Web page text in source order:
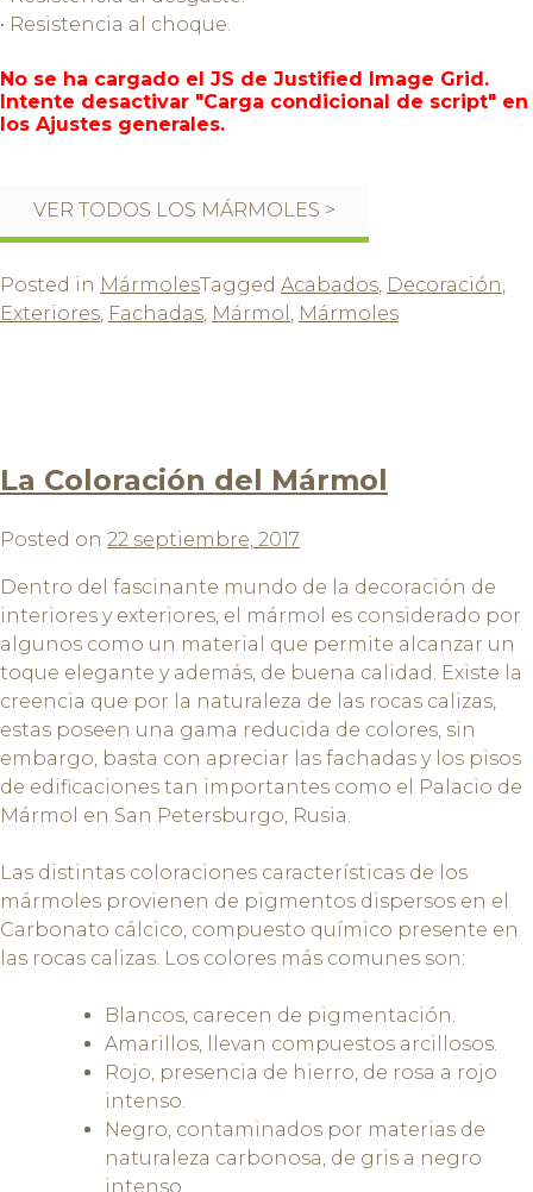
• Resistencia al choque.
No se ha cargado el JS de Justified Image Grid.
Intente desactivar "Carga condicional de script" en
los Ajustes generales.
VER TODOS LOS MÁRMOLES >
Posted in MármolesTagged Acabados, Decoración,
Exteriores, Fachadas, Mármol , Mármoles
La Coloración del Mármol
Posted on 22 septiembre, 2017
Dentro del fascinante mundo de la decoración de
interiores y exteriores, el mármol es considerado por
algunos como un material que permite alcanzar un
toque elegante y además, de buena calidad. Existe la
creencia que por la naturaleza de las rocas calizas,
estas poseen una gama reducida de colores, sin
embargo, basta con apreciar las fachadas y los pisos
de edificaciones tan importantes como el Palacio de
Mármol en San Petersburgo, Rusia.
Las distintas coloraciones características de los
mármoles provienen de pigmentos dispersos en el
Carbonato cálcico, compuesto químico presente en
las rocas calizas. Los colores más comunes son:
Blancos, carecen de pigmentación.
Amarillos, llevan compuestos arcillosos.
Rojo, presencia de hierro, de rosa a rojo
intenso.
Negro, contaminados por materias de
naturaleza carbonosa, de gris a negro
intenso.